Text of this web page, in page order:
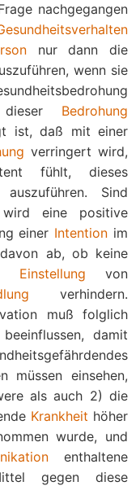
nachgegangen
nur dann die
wenn sie
dieser Bedrohung
ist, daß mit einer
verringert wird,
fühlt, dieses
auszuführen. Sind
wird eine positive
einer Intention im
ab, ob keine
Einstellung von
verhindern.
muß folglich
damit
müssen einsehen,
als auch 2) die
Krankheit höher
wurde, und
enthaltene
gegen diese